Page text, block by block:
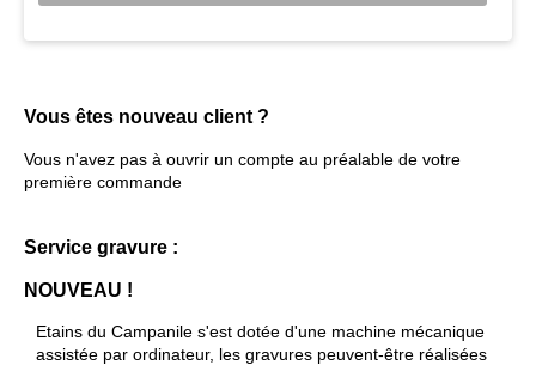
Vous êtes nouveau client ?
Vous n'avez pas à ouvrir un compte au préalable de votre
première commande
Service gravure :
NOUVEAU !
Etains du Campanile s'est dotée d'une machine mécanique
assistée par ordinateur, les gravures peuvent-être réalisées